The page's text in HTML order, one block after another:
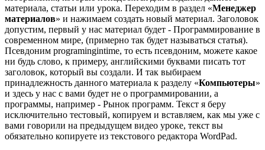
материала, статьи или урока. Переходим в раздел «Менеджер
материалов» и нажимаем создать новый материал. Заголовок
допустим, первый у нас материал будет - Программирование в
современном мире, (примерно так будет называться статья).
Псевдоним programingintime, то есть псевдоним, можете какое
ни будь слово, к примеру, английскими буквами писать тот
заголовок, который вы создали. И так выбираем
принадлежность данного материала к разделу «Компьютеры»
и здесь у нас с вами будет не о программировании, а
программы, например - Рынок программ. Текст я беру
исключительно тестовый, копируем и вставляем, как мы уже с
вами говорили на предыдущем видео уроке, текст вы
обязательно копируете из текстового редактора WordPad.